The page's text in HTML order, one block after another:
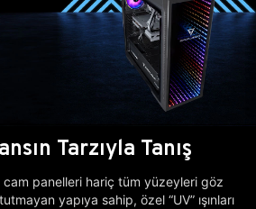
Tarzıyla Tanış
cam panelleri hariç tüm yüzeyleri göz
yapıya sahip, özel “UV” ışınları